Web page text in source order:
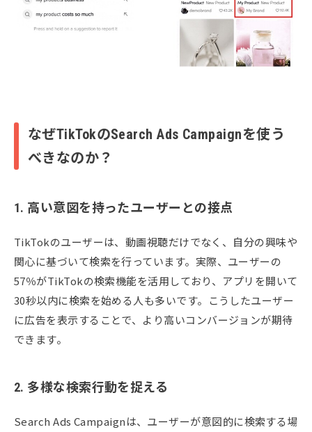
なぜTikTokのSearch Ads Campaignを使う
べきなのか？
1. 高い意図を持ったユーザーとの接点
TikTokのユーザーは、動画視聴だけでなく、自分の興味や
関心に基づいて検索を行っています。実際、ユーザーの
57％がTikTokの検索機能を活用しており、アプリを開いて
30秒以内に検索を始める人も多いです。こうしたユーザー
に広告を表示することで、より高いコンバージョンが期待
できます。
2. 多様な検索行動を捉える
Search Ads Campaignは、ユーザーが意図的に検索する場